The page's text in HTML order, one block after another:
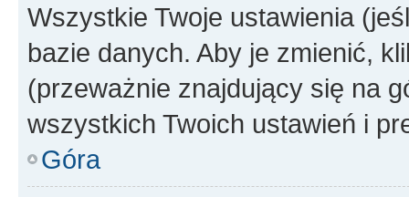
Wszystkie Twoje ustawienia
bazie danych. Aby je zmienić,
(przeważnie znajdujący się na
wszystkich Twoich ustawień i
Góra